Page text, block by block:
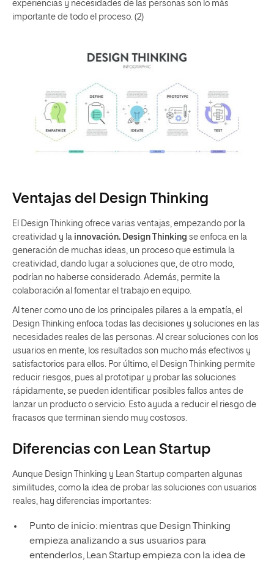
experiencias y necesidades de las personas son lo más
importante de todo el proceso. (2)
Ventajas del Design Thinking
El Design Thinking ofrece varias ventajas, empezando por la
creatividad y la innovación. Design Thinking se enfoca en la
generación de muchas ideas, un proceso que estimula la
creatividad, dando lugar a soluciones que, de otro modo,
podrían no haberse considerado. Además, permite la
colaboración al fomentar el trabajo en equipo.
Al tener como uno de los principales pilares a la empatía, el
Design Thinking enfoca todas las decisiones y soluciones en las
necesidades reales de las personas. Al crear soluciones con los
usuarios en mente, los resultados son mucho más efectivos y
satisfactorios para ellos. Por último, el Design Thinking permite
reducir riesgos, pues al prototipar y probar las soluciones
rápidamente, se pueden identificar posibles fallos antes de
lanzar un producto o servicio. Esto ayuda a reducir el riesgo de
fracasos que terminan siendo muy costosos.
Diferencias con Lean Startup
Aunque Design Thinking y Lean Startup comparten algunas
similitudes, como la idea de probar las soluciones con usuarios
reales, hay diferencias importantes:
Punto de inicio: mientras que Design Thinking
empieza analizando a sus usuarios para
entenderlos, Lean Startup empieza con la idea de